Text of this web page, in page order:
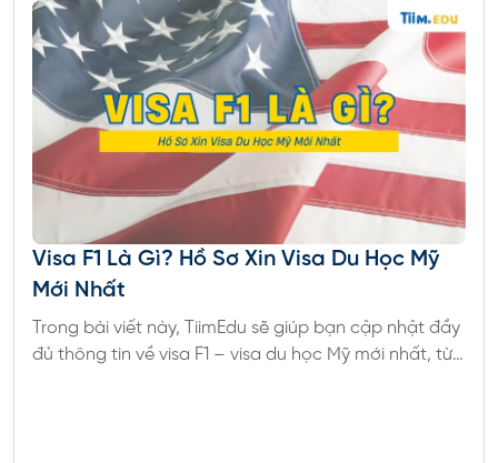
Visa F1 Là Gì? Hồ Sơ Xin Visa Du Học Mỹ
Mới Nhất
Trong bài viết này, TiimEdu sẽ giúp bạn cập nhật đầy
đủ thông tin về visa F1 – visa du học Mỹ mới nhất, từ